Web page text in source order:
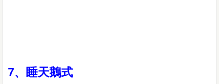
7、睡天鵝式